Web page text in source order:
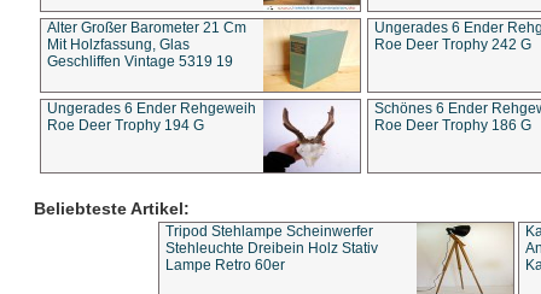
Alter Großer Barometer 21 Cm
Mit Holzfassung, Glas
Geschliffen Vintage 5319 19
Ungerades 6 Ender
Roe Deer Trophy 242 G
Ungerades 6 Ender Rehgeweih
Roe Deer Trophy 194 G
Schönes 6 Ender
Roe Deer Trophy 186 G
Beliebteste Artikel:
Tripod Stehlampe Scheinwerfer
Stehleuchte Dreibein Holz Stativ
Lampe Retro 60er